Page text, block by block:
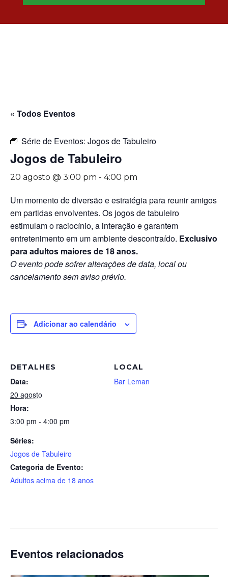
« Todos Eventos
Série de Eventos: Jogos de Tabuleiro
Jogos de Tabuleiro
20 agosto @ 3:00 pm - 4:00 pm
Um momento de diversão e estratégia para reunir amigos
em partidas envolventes. Os jogos de tabuleiro
estimulam o raciocínio, a interação e garantem
entretenimento em um ambiente descontraído. Exclusivo
para adultos maiores de 18 anos.
O evento pode sofrer alterações de data, local ou
cancelamento sem aviso prévio.
Adicionar ao calendário
DETALHES
Data:
20 agosto
Hora:
3:00 pm - 4:00 pm
Séries:
Jogos de Tabuleiro
Categoria de Evento:
Adultos acima de 18 anos
LOCAL
Bar Leman
Eventos relacionados